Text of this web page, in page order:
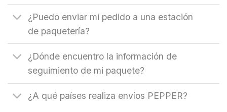
¿Puedo enviar mi pedido a una estación
de paquetería?
¿Dónde encuentro la información de
seguimiento de mi paquete?
¿A qué países realiza envíos PEPPER?